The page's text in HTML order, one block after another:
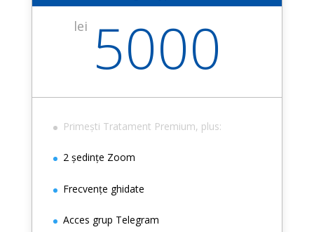
lei 5000
Primești Tratament Premium, plus:
2 ședințe Zoom
Frecvențe ghidate
Acces grup Telegram